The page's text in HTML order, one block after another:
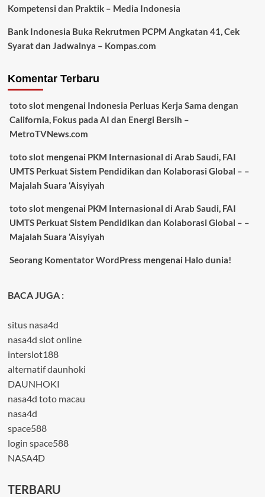
Kompetensi dan Praktik – Media Indonesia
Bank Indonesia Buka Rekrutmen PCPM Angkatan 41, Cek
Syarat dan Jadwalnya – Kompas.com
Komentar Terbaru
toto slotmengenai Indonesia Perluas Kerja Sama dengan
California, Fokus pada AI dan Energi Bersih –
MetroTVNews.com
toto slotmengenai PKM Internasional di Arab Saudi, FAI
UMTS Perkuat Sistem Pendidikan dan Kolaborasi Global – –
Majalah Suara ‘Aisyiyah
toto slotmengenai PKM Internasional di Arab Saudi, FAI
UMTS Perkuat Sistem Pendidikan dan Kolaborasi Global – –
Majalah Suara ‘Aisyiyah
Seorang Komentator WordPress mengenai Halo dunia!
BACA JUGA :
situs nasa4d
nasa4d slot online
interslot188
alternatif daunhoki
DAUNHOKI
nasa4d toto macau
nasa4d
space588
login space588
NASA4D
TERBARU